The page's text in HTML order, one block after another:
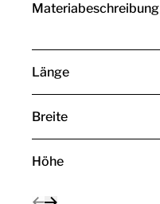
Materiabeschreibung
Länge
Breite
Höhe